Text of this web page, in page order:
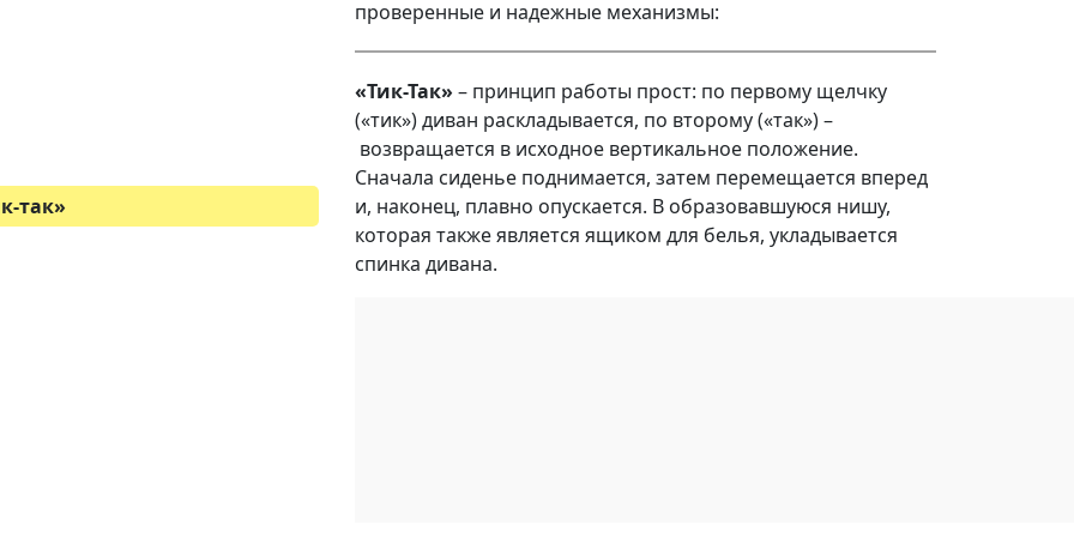
так»
проверенные и надежные механизмы:
«Тик-Так» – принцип работы прост: по первому щелчку
(«тик») диван раскладывается, по второму («так») –
возвращается в исходное вертикальное положение.
Сначала сиденье поднимается, затем перемещается вперед
и, наконец, плавно опускается. В образовавшуюся нишу,
которая также является ящиком для белья, укладывается
спинка дивана.